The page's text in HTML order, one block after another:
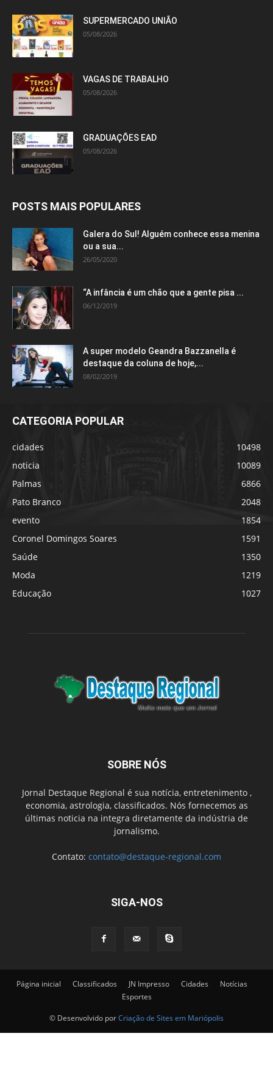
SUPERMERCADO UNIÃO
05/08/2026
VAGAS DE TRABALHO
05/08/2026
GRADUAÇÕES EAD
05/08/2026
POSTS MAIS POPULARES
Galera do Sul! Alguém conhece essa menina
ou a sua...
26/05/2020
“A infância é um chão que a gente pisa ...
06/12/2019
A super modelo Geandra Bazzanella é
destaque da coluna de hoje,...
08/02/2019
CATEGORIA POPULAR
cidades
10498
noticia
10089
Palmas
6866
Pato Branco
2048
evento
1854
Coronel Domingos Soares
1591
Saúde
1350
Moda
1219
Educação
1027
SOBRE NÓS
Jornal Destaque Regional é sua notícia, entretenimento ,
economia, astrologia, classificados. Nós fornecemos as
últimas noticia na integra diretamente da indústria de
jornalismo.
Contato: contato@destaque-regional.com
SIGA-NOS
Página inicial Classificados JN Impresso Cidades
Notícias
Esportes
© Desenvolvido porCriação de Sites em Mariópolis